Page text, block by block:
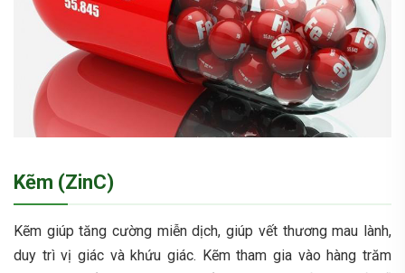
Kẽm (ZinC)
Kẽm giúp tăng cường miễn dịch, giúp vết thương mau lành,
duy trì vị giác và khứu giác. Kẽm tham gia vào hàng trăm